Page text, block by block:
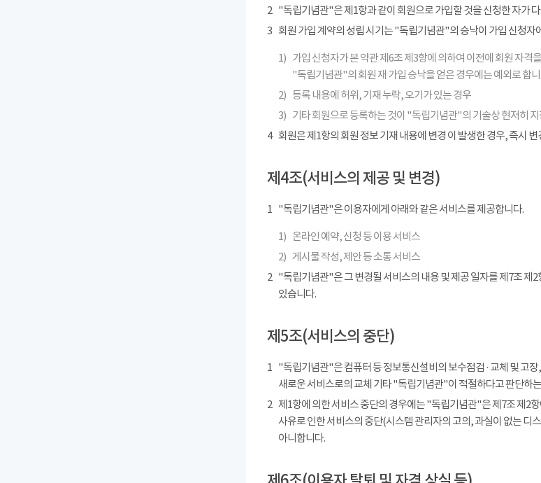
2 "독립기념관"은 제1항과 같이 회원으로 가입할 것을 신청한 자가
3 회원 가입 계약의 성립 시기는 "독립기념관"의 승낙이 가입 신청자
1) 가입 신청자가 본 약관 제6조 제3항에 의하여 이전에 회원 자격
"독립기념관"의 회원 재 가입 승낙을 얻은 경우에는 예외로 합
2) 등록 내용에 허위, 기재 누락, 오기가 있는 경우
3) 기타 회원으로 등록하는 것이 "독립기념관"의 기술상 현저히
4
회원은 제1항의 회원 정보 기재 내용에 변경 이 발생한 경우, 즉시
제4조(서비스의 제공 및 변경)
1 "독립기념관"은 이용자에게 아래와 같은 서비스를 제공합니다.
1) 온라인 예약, 신청 등 이용 서비스
2) 게시물 작성, 제안 등 소통 서비스
2 "독립기념관"은 그 변경될 서비스의 내용 및 제공 일자를 제7조 제
있습니다.
제5조(서비스의 중단)
1 "독립기념관"은 컴퓨터 등 정보통신설비의 보수점검 · 교체 및 고
새로운 서비스로의 교체 기타 "독립기념관"이 적절하다고 판단하
2 제1항에 의한 서비스 중단의 경우에는 "독립기념관"은 제7조 제2
사유로 인한 서비스의 중단(시스템 관리자의 고의, 과실이 없는 디
아니합니다.